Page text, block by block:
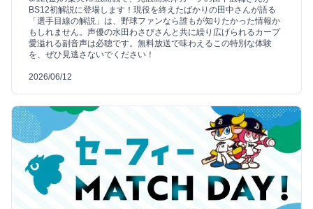
BS12初解説に登場します！現役を終えたばかりの田中さんが語る
「選手目線の解説」は、野球ファンなら誰もが知りたかった情報か
もしれません。声優の水田わさびさんと共に繰り広げられるカープ
愛溢れる副音声は必聴です。無料放送で味わえるこの特別な体験
を、ぜひ見逃さないでください！
2026/06/12